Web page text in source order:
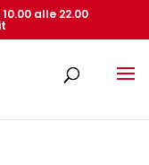
alle 22.00